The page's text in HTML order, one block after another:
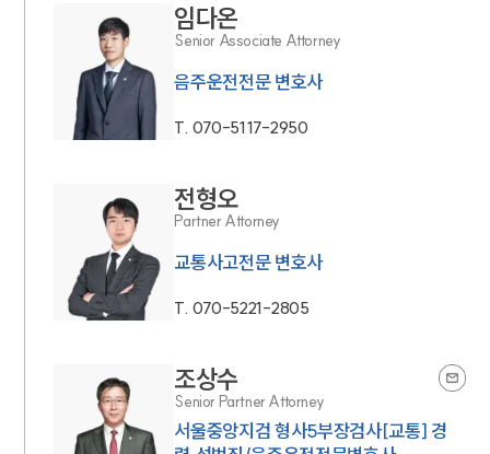
임다온
Senior Associate Attorney
음주운전전문 변호사
T. 070-5117-2950
전형오
Partner Attorney
교통사고전문 변호사
T. 070-5221-2805
조상수
Senior Partner Attorney
서울중앙지검 형사5부장검사[교통] 경